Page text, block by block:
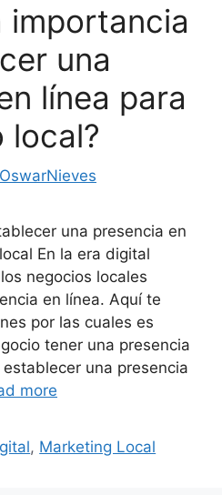
importancia
una
línea para
local?
OswarNieves
una presencia en
En la era digital
negocios locales
en línea. Aquí te
por las cuales es
tener una presencia
una presencia
more
, Marketing Local